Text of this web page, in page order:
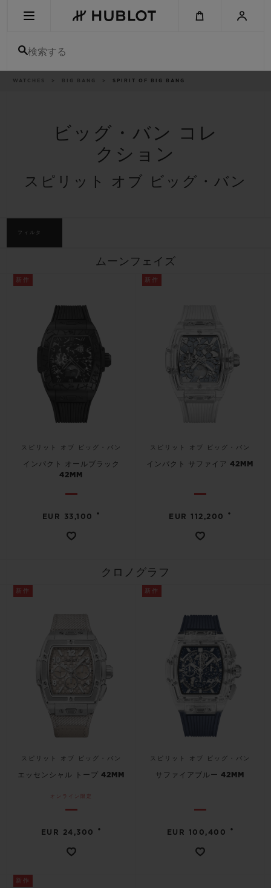
検索する
パ
WATCHES BIG BANG SPIRIT OF BIG BANG
ビッグ・バン コレ
クション
スピリット オブ ビッグ・バン
フィルタ
ムーンフェイズ
新作
スピリット オブ ビッグ・バン
インパクト オールブラック
42MM
EUR 33,100 •
新作
スピリット オブ ビッグ・バン
インパクト サファイア 42MM
EUR 112,200 •
クロノグラフ
新作
スピリット オブ ビッグ・バン
エッセンシャル トープ 42MM
オンライン限定
EUR 24,300 •
新作
スピリット オブ ビッグ・バン
サファイアブルー 42MM
EUR 100,400 •
新作
ビッグ・バン
特別なサービス
5＋5年保証
ウブロティスタと延長保証
送料＆返品無料
ギフトポーチ
お問い合わせ